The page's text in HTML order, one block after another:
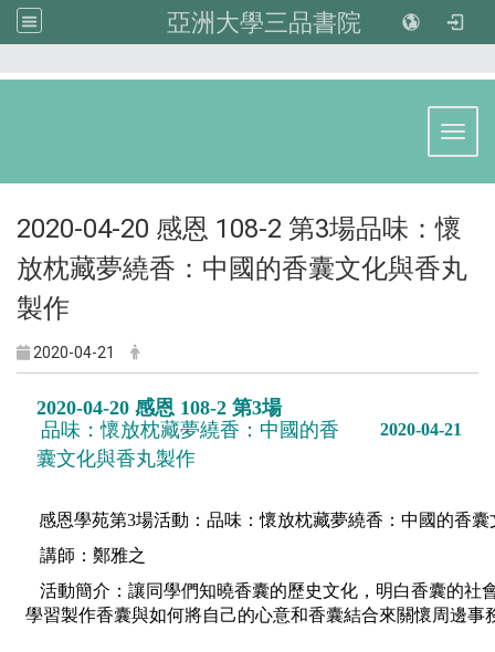
亞洲大學三品書院
2020-04-20 感恩 108-2 第3場品味：懷
放枕藏夢繞香：中國的香囊文化與香丸
製作
2020-04-21
2020-04-20 感恩 108-2 第3場
品味：懷放枕藏夢繞香：中國的香
囊文化與香丸製作
2020-04-21
感恩學苑第3場活動： 品味：懷放枕藏夢繞香：中國的香
講師： 鄭雅之
活動簡介： 讓同學們知曉香囊的歷史文化，明白香囊的社
學習製作香囊與如何將自己的心意和香囊結合來關懷周邊事